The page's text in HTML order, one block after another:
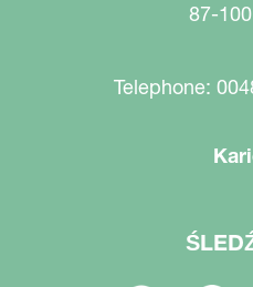
87-
Telephone: